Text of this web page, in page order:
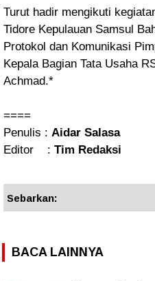
Turut hadir mengikuti
Tidore Kepulauan Samsul
Protokol dan Komunikasi
Kepala Bagian Tata Usaha
Achmad.*
====
Penulis : Aidar Salasa
Editor : Tim Redaksi
Sebarkan:
BACA LAINNYA